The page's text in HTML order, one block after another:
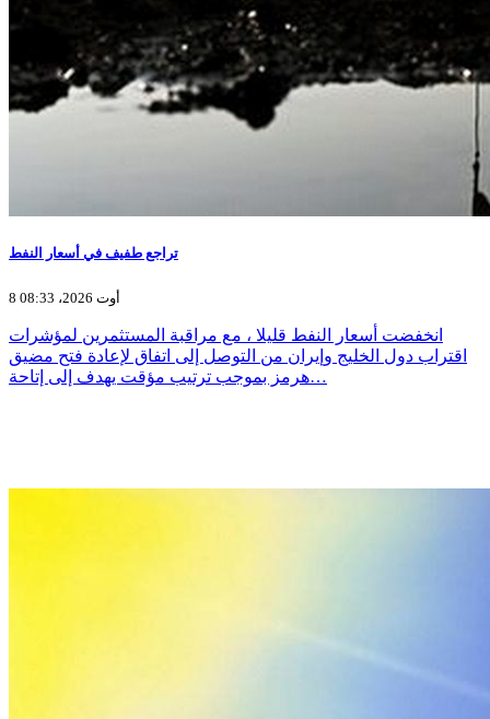
تراجع طفيف في أسعار النفط
8 أوت 2026، 08:33
انخفضت أسعار النفط قليلا ، مع مراقبة المستثمرين لمؤشرات
اقتراب دول الخليج وإيران من التوصل إلى اتفاق لإعادة فتح مضيق
هرمز بموجب ترتيب مؤقت يهدف إلى ​إتاحة…